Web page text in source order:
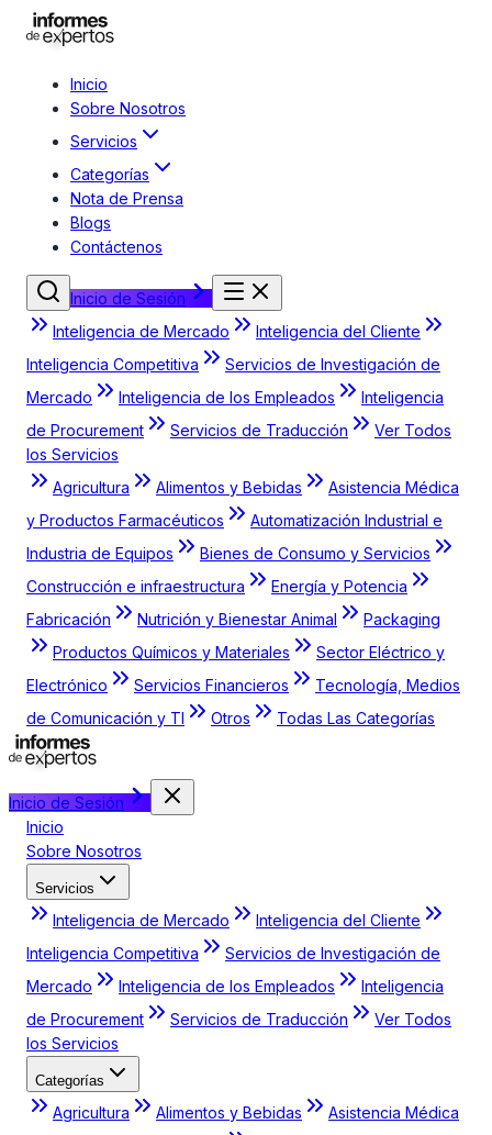
Inicio
Sobre Nosotros
Servicios
Categorías
Nota de Prensa
Blogs
Contáctenos
Inicio de Sesión
Inteligencia de Mercado
Inteligencia del Cliente
Inteligencia Competitiva
Servicios de Investigación de
Mercado
Inteligencia de los Empleados
Inteligencia
de Procurement
Servicios de Traducción
Ver Todos
los Servicios
Agricultura
Alimentos y Bebidas
Asistencia Médica
y Productos Farmacéuticos
Automatización Industrial e
Industria de Equipos
Bienes de Consumo y Servicios
Construcción e infraestructura
Energía y Potencia
Fabricación
Nutrición y Bienestar Animal
Packaging
Productos Químicos y Materiales
Sector Eléctrico y
Electrónico
Servicios Financieros
Tecnología, Medios
de Comunicación y TI
Otros Todas Las Categorías
Inicio de Sesión
Inicio
Sobre Nosotros
Servicios
Inteligencia de Mercado
Inteligencia del Cliente
Inteligencia Competitiva
Servicios de Investigación de
Mercado
Inteligencia de los Empleados
Inteligencia
de Procurement
Servicios de Traducción
Ver Todos
los Servicios
Categorías
Agricultura Alimentos y Bebidas
Asistencia Médica